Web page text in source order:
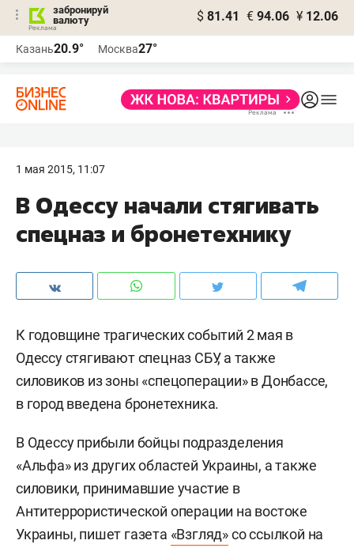
забронируй
валюту
$ 81.41 € 94.06 ¥ 12.06
Казань20.9° Москва27°
1 мая 2015, 11:07
В Одессу начали стягивать
спецназ и бронетехнику
К годовщине трагических событий 2 мая в
Одессу стягивают спецназ СБУ, а также
силовиков из зоны «спецоперации» в Донбассе,
в город введена бронетехника.
В Одессу прибыли бойцы подразделения
«Альфа» из других областей Украины, а также
силовики, принимавшие участие в
Антитеррористической операции на востоке
Украины, пишет газета «Взгляд»со ссылкой на